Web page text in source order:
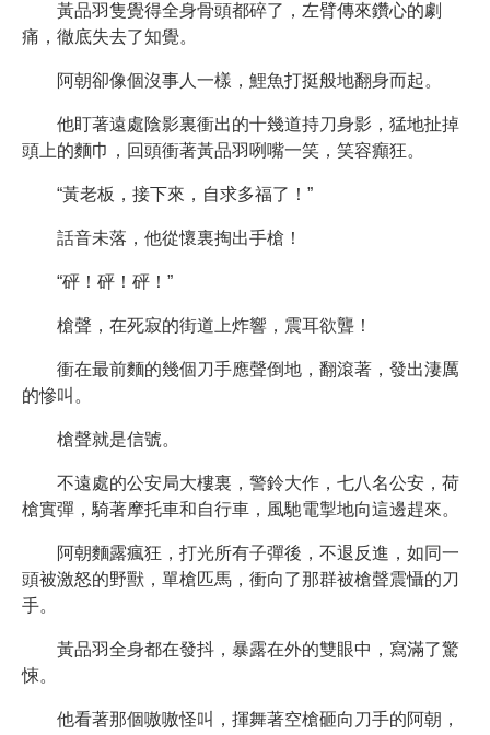
黃品羽隻覺得全身骨頭都碎了，左臂傳來鑽心的劇
痛，徹底失去了知覺。
阿朝卻像個沒事人一樣，鯉魚打挺般地翻身而起。
他盯著遠處陰影裏衝出的十幾道持刀身影，猛地扯掉
頭上的麵巾，回頭衝著黃品羽咧嘴一笑，笑容癲狂。
“黃老板，接下來，自求多福了！”
話音未落，他從懷裏掏出手槍！
“砰！砰！砰！”
槍聲，在死寂的街道上炸響，震耳欲聾！
衝在最前麵的幾個刀手應聲倒地，翻滾著，發出淒厲
的慘叫。
槍聲就是信號。
不遠處的公安局大樓裏，警鈴大作，七八名公安，荷
槍實彈，騎著摩托車和自行車，風馳電掣地向這邊趕來。
阿朝麵露瘋狂，打光所有子彈後，不退反進，如同一
頭被激怒的野獸，單槍匹馬，衝向了那群被槍聲震懾的刀
手。
黃品羽全身都在發抖，暴露在外的雙眼中，寫滿了驚
悚。
他看著那個嗷嗷怪叫，揮舞著空槍砸向刀手的阿朝，